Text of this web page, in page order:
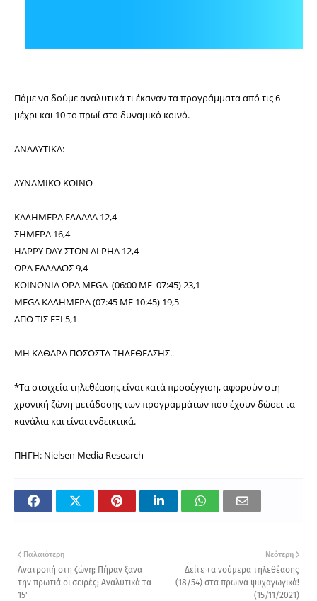
Πάμε να δούμε αναλυτικά τι έκαναν τα προγράμματα από τις 6
μέχρι και 10 το πρωί στο δυναμικό κοινό.
ΑΝΑΛΥΤΙΚΑ:
ΔΥΝΑΜΙΚΟ ΚΟΙΝΟ
ΚΑΛΗΜΕΡΑ ΕΛΛΑΔΑ 12,4
ΣΗΜΕΡΑ 16,4
HAPPY DAY ΣΤΟΝ ALPHA 12,4
ΩΡΑ ΕΛΛΑΔΟΣ 9,4
ΚΟΙΝΩΝΙΑ ΩΡΑ MEGA (06:00 ΜΕ 07:45) 23,1
MEGA ΚΑΛΗΜΕΡΑ(07:45 ΜΕ 10:45) 19,5
ΑΠΟ ΤΙΣ ΕΞΙ 5,1
ΜΗ ΚΑΘΑΡΑ ΠΟΣΟΣΤΑ ΤΗΛΕΘΕΑΣΗΣ.
*Τα στοιχεία τηλεθέασης είναι κατά προσέγγιση, αφορούν στη
χρονική ζώνη μετάδοσης των προγραμμάτων που έχουν δώσει τα
κανάλια και είναι ενδεικτικά.
ΠΗΓΗ: Nielsen Media Research
Νεότερη
Δείτε τα νούμερα τηλεθέασης
(18/54) στα πρωινά ψυχαγωγικά!
(15/11/2021)
Παλαιότερη
Ανατροπή στη ζώνη; Πήραν ξανα
την πρωτιά οι σειρές; Αναλυτικά τα
15'